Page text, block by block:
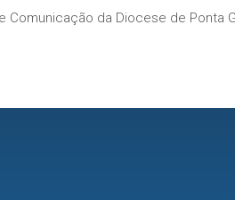
Comunicação da Diocese de Ponta